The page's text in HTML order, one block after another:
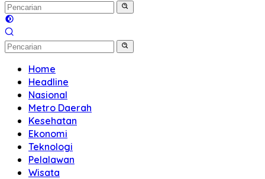
Home
Headline
Nasional
Metro Daerah
Kesehatan
Ekonomi
Teknologi
Pelalawan
Wisata